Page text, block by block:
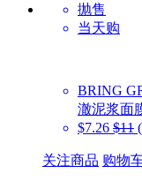
抛售
当天购
BRING
澈泥浆面
$7.26 $11
关注商品 购物